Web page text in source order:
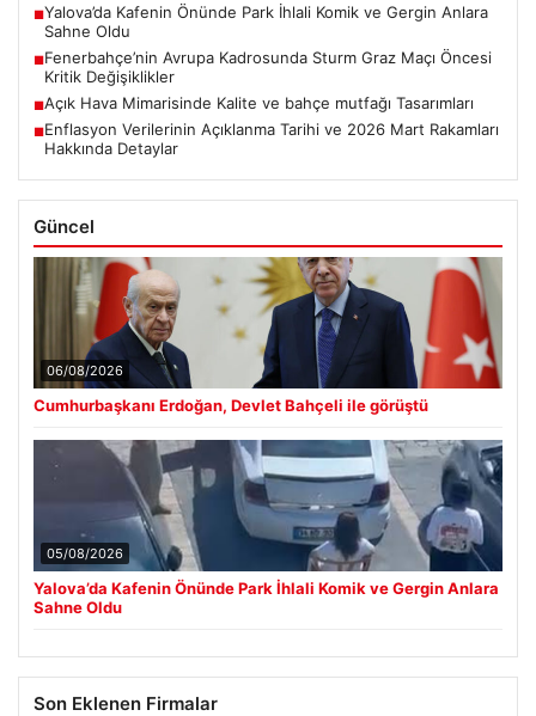
■Yalova’da Kafenin Önünde Park İhlali Komik ve Gergin Anlara
Sahne Oldu
■Fenerbahçe’nin Avrupa Kadrosunda Sturm Graz Maçı Öncesi
Kritik Değişiklikler
■Açık Hava Mimarisinde Kalite ve bahçe mutfağı Tasarımları
■Enflasyon Verilerinin Açıklanma Tarihi ve 2026 Mart Rakamları
Hakkında Detaylar
Güncel
06/08/2026
Cumhurbaşkanı Erdoğan, Devlet Bahçeli ile görüştü
05/08/2026
Yalova’da Kafenin Önünde Park İhlali Komik ve Gergin Anlara
Sahne Oldu
Son Eklenen Firmalar